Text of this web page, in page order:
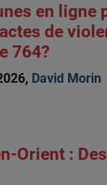
en ligne
de
764?
David Morin
Orient :